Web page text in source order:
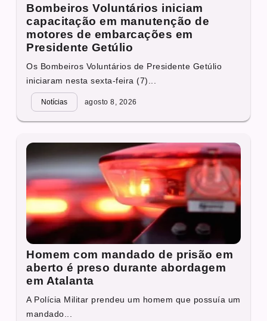
Bombeiros Voluntários iniciam
capacitação em manutenção de
motores de embarcações em
Presidente Getúlio
Os Bombeiros Voluntários de Presidente Getúlio
iniciaram nesta sexta-feira (7)...
Notícias agosto 8, 2026
Homem com mandado de prisão em
aberto é preso durante abordagem
em Atalanta
A Polícia Militar prendeu um homem que possuía um
mandado...